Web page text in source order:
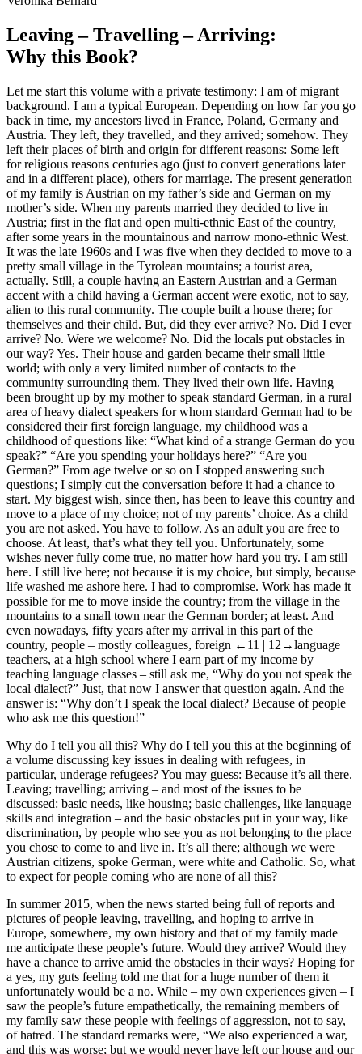
Leaving – Travelling – Arriving:
Why this Book?
Let me start this volume with a private testimony: I am of migrant
background. I am a typical European. Depending on how far you go
back in time, my ancestors lived in France, Poland, Germany and
Austria. They left, they travelled, and they arrived; somehow. They
left their places of birth and origin for different reasons: Some left
for religious reasons centuries ago (just to convert generations later
and in a different place), others for marriage. The present generation
of my family is Austrian on my father’s side and German on my
mother’s side. When my parents married they decided to live in
Austria; first in the flat and open multi-ethnic East of the country,
after some years in the mountainous and narrow mono-ethnic West.
It was the late 1960s and I was five when they decided to move to a
pretty small village in the Tyrolean mountains; a tourist area,
actually. Still, a couple having an Eastern Austrian and a German
accent with a child having a German accent were exotic, not to say,
alien to this rural community. The couple built a house there; for
themselves and their child. But, did they ever arrive? No. Did I ever
arrive? No. Were we welcome? No. Did the locals put obstacles in
our way? Yes. Their house and garden became their small little
world; with only a very limited number of contacts to the
community surrounding them. They lived their own life. Having
been brought up by my mother to speak standard German, in a rural
area of heavy dialect speakers for whom standard German had to be
considered their first foreign language, my childhood was a
childhood of questions like: “What kind of a strange German do you
speak?” “Are you spending your holidays here?” “Are you
German?” From age twelve or so on I stopped answering such
questions; I simply cut the conversation before it had a chance to
start. My biggest wish, since then, has been to leave this country and
move to a place of my choice; not of my parents’ choice. As a child
you are not asked. You have to follow. As an adult you are free to
choose. At least, that’s what they tell you. Unfortunately, some
wishes never fully come true, no matter how hard you try. I am still
here. I still live here; not because it is my choice, but simply, because
life washed me ashore here. I had to compromise. Work has made it
possible for me to move inside the country; from the village in the
mountains to a small town near the German border; at least. And
even nowadays, fifty years after my arrival in this part of the
country, people – mostly colleagues, foreign ←11 | 12→language
teachers, at a high school where I earn part of my income by
teaching language classes – still ask me, “Why do you not speak the
local dialect?” Just, that now I answer that question again. And the
answer is: “Why don’t I speak the local dialect? Because of people
who ask me this question!”
Why do I tell you all this? Why do I tell you this at the beginning of
a volume discussing key issues in dealing with refugees, in
particular, underage refugees? You may guess: Because it’s all there.
Leaving; travelling; arriving – and most of the issues to be
discussed: basic needs, like housing; basic challenges, like language
skills and integration – and the basic obstacles put in your way, like
discrimination, by people who see you as not belonging to the place
you chose to come to and live in. It’s all there; although we were
Austrian citizens, spoke German, were white and Catholic. So, what
to expect for people coming who are none of all this?
In summer 2015, when the news started being full of reports and
pictures of people leaving, travelling, and hoping to arrive in
Europe, somewhere, my own history and that of my family made
me anticipate these people’s future. Would they arrive? Would they
have a chance to arrive amid the obstacles in their ways? Hoping for
a yes, my guts feeling told me that for a huge number of them it
unfortunately would be a no. While – my own experiences given – I
saw the people’s future empathetically, the remaining members of
my family saw these people with feelings of aggression, not to say,
of hatred. The standard remarks were, “We also experienced a war,
and this was worse; but we would never have left our house and our